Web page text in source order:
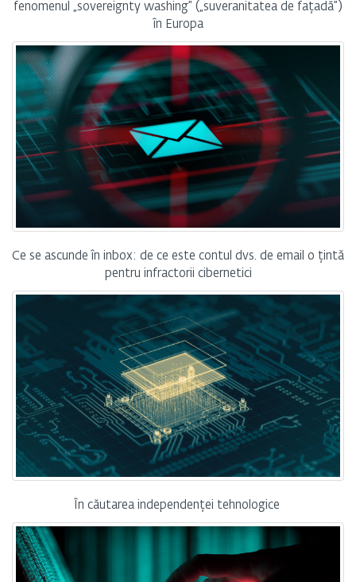
fenomenul „sovereignty washing” („suveranitatea de fațadă”)
în Europa
Ce se ascunde în inbox: de ce este contul dvs. de email o țintă
pentru infractorii cibernetici
În căutarea independenței tehnologice